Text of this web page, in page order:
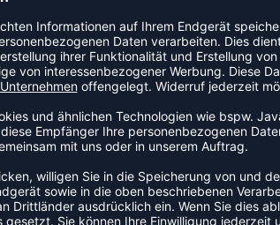
Oberteile an den Start. Dieses Modell ist
Alltag im Verein. Das Modell ist Teil der
ANGESEHEN